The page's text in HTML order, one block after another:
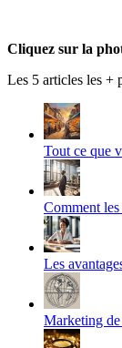
Google+
Cliquez sur la
Les 5 articles les +
Tout ce que
Comment
Les
Marketing de